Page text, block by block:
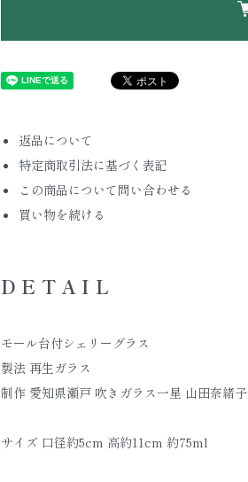
返品について
特定商取引法に基づく表記
この商品について問い合わせる
買い物を続ける
DETAIL
モール台付シェリーグラス
製法 再生ガラス
制作 愛知県瀬戸 吹きガラス一星 山田奈緒子
サイズ 口径約5cm 高約11cm 約75ml